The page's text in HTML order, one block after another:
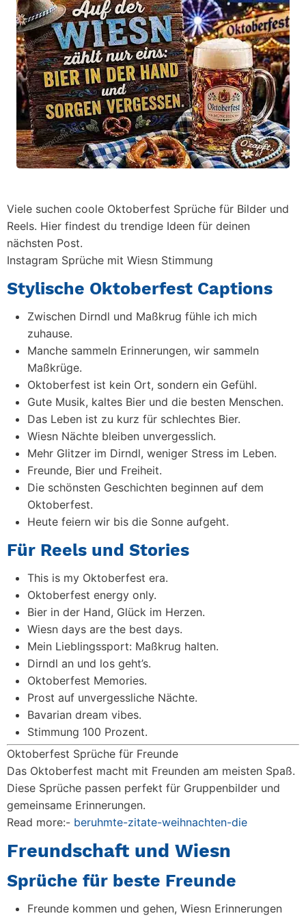
Viele suchen coole Oktoberfest Sprüche für Bilder und
Reels. Hier findest du trendige Ideen für deinen
nächsten Post.
Instagram Sprüche mit Wiesn Stimmung
Stylische Oktoberfest Captions
Zwischen Dirndl und Maßkrug fühle ich mich
zuhause.
Manche sammeln Erinnerungen, wir sammeln
Maßkrüge.
Oktoberfest ist kein Ort, sondern ein Gefühl.
Gute Musik, kaltes Bier und die besten Menschen.
Das Leben ist zu kurz für schlechtes Bier.
Wiesn Nächte bleiben unvergesslich.
Mehr Glitzer im Dirndl, weniger Stress im Leben.
Freunde, Bier und Freiheit.
Die schönsten Geschichten beginnen auf dem
Oktoberfest.
Heute feiern wir bis die Sonne aufgeht.
Für Reels und Stories
This is my Oktoberfest era.
Oktoberfest energy only.
Bier in der Hand, Glück im Herzen.
Wiesn days are the best days.
Mein Lieblingssport: Maßkrug halten.
Dirndl an und los geht’s.
Oktoberfest Memories.
Prost auf unvergessliche Nächte.
Bavarian dream vibes.
Stimmung 100 Prozent.
Oktoberfest Sprüche für Freunde
Das Oktoberfest macht mit Freunden am meisten Spaß.
Diese Sprüche passen perfekt für Gruppenbilder und
gemeinsame Erinnerungen.
Read more:- beruhmte-zitate-weihnachten-die
Freundschaft und Wiesn
Sprüche für beste Freunde
Freunde kommen und gehen, Wiesn Erinnerungen